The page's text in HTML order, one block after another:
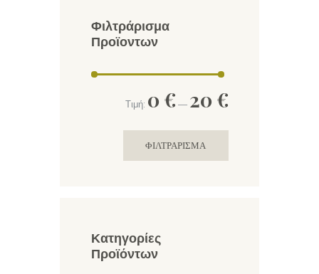
Φιλτράρισμα
Προϊοντων
Ελάχιστη
Μέγιστη
ΦΙΛΤΡΆΡΙΣΜΑ
Τιμή: 0 € — 20 €
Κατηγορίες
Προϊόντων